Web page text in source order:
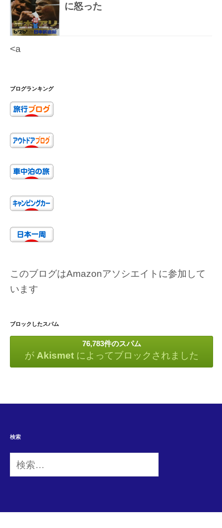
に怒った
<a
ブログランキング
このブログはAmazonアソシエイトに参加して
います
ブロックしたスパム
76,783件のスパム
が Akismetによってブロックされました
検索
検
索: